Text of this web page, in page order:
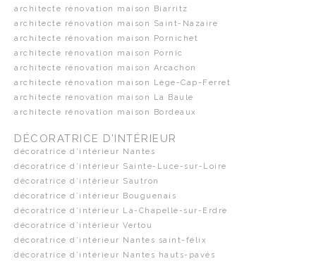
architecte rénovation maison Biarritz
architecte rénovation maison Saint-Nazaire
architecte rénovation maison Pornichet
architecte rénovation maison Pornic
architecte rénovation maison Arcachon
architecte rénovation maison Lège-Cap-Ferret
architecte rénovation maison La Baule
architecte rénovation maison Bordeaux
DÉCORATRICE D’INTÉRIEUR
décoratrice d’intérieur Nantes
décoratrice d’intérieur Sainte-Luce-sur-Loire
décoratrice d’intérieur Sautron
décoratrice d’intérieur Bouguenais
décoratrice d’intérieur La-Chapelle-sur-Erdre
décoratrice d’intérieur Vertou
décoratrice d’intérieur Nantes saint-félix
décoratrice d’intérieur Nantes hauts-pavés